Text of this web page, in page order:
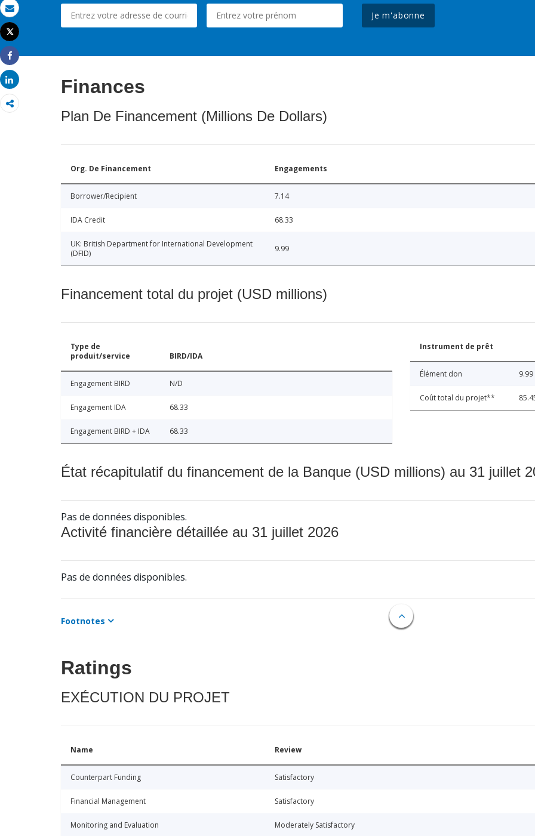
Email
Imprimer
Tweet
Share
Share
Je m'abonne
Finances
Plan De Financement (Millions De Dollars)
Org. De Financement Engagements
Borrower/Recipient 7.14
IDA Credit 68.33
UK: British Department for International Development
(DFID)
9.99
Financement total du projet (USD millions)
Type de
produit/service
BIRD/IDA
Engagement BIRD N/D
Engagement IDA 68.33
Engagement BIRD + IDA 68.33
Instrument de prêt
Élément don 9.99
Coût total du projet**
État récapitulatif du financement de la Banque (USD millions) au 31 juillet
Pas de données disponibles.
Activité financière détaillée au 31 juillet 2026
Pas de données disponibles.
Footnotes
Ratings
EXÉCUTION DU PROJET
Name Review
Counterpart Funding Satisfactory
Financial Management Satisfactory
Monitoring and Evaluation Moderately Satisfactory